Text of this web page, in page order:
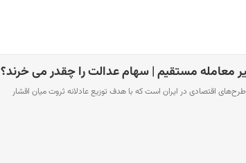
معامله مستقیم | سهام عدالت را چقدر می خرند؟
اقتصادی در ایران است که با هدف توزیع عادلانه ثروت میان اقشار